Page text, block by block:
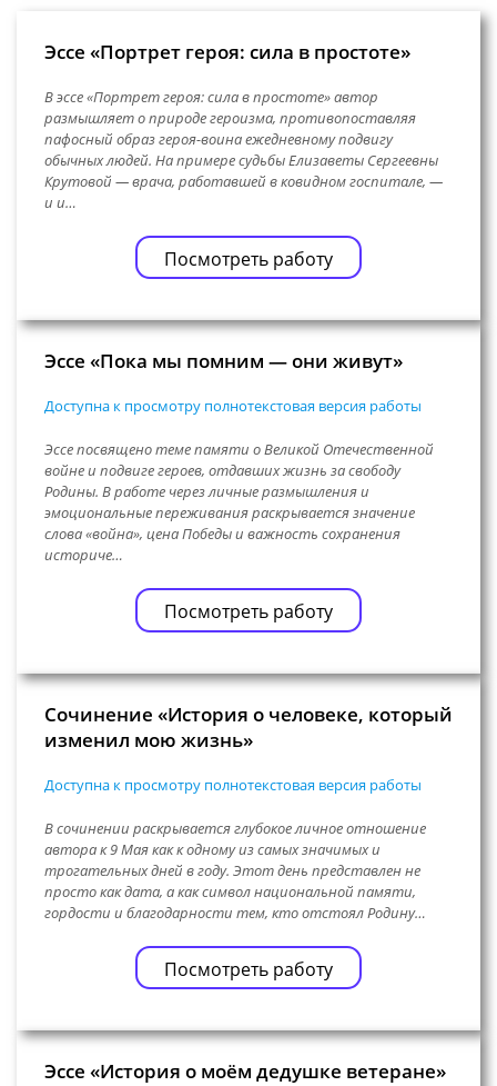
Эссе «Портрет героя: сила в простоте»
В эссе «Портрет героя: сила в простоте» автор
размышляет о природе героизма, противопоставляя
пафосный образ героя-воина ежедневному подвигу
обычных людей. На примере судьбы Елизаветы Сергеевны
Крутовой — врача, работавшей в ковидном госпитале, —
и и…
Посмотреть работу
Эссе «Пока мы помним — они живут»
Доступна к просмотру полнотекстовая версия работы
Эссе посвящено теме памяти о Великой Отечественной
войне и подвиге героев, отдавших жизнь за свободу
Родины. В работе через личные размышления и
эмоциональные переживания раскрывается значение
слова «война», цена Победы и важность сохранения
историче…
Посмотреть работу
Сочинение «История о человеке, который
изменил мою жизнь»
Доступна к просмотру полнотекстовая версия работы
В сочинении раскрывается глубокое личное отношение
автора к 9 Мая как к одному из самых значимых и
трогательных дней в году. Этот день представлен не
просто как дата, а как символ национальной памяти,
гордости и благодарности тем, кто отстоял Родину…
Посмотреть работу
Эссе «История о моём дедушке ветеране»